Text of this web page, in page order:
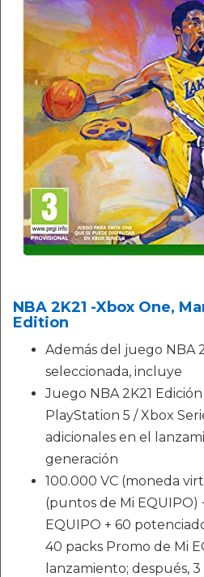
NBA 2K21 -Xbox One,
Edition
Además del juego NBA
seleccionada, incluye
Juego NBA 2K21
PlayStation 5 / Xbox
adicionales en el
generación
100.000 VC (moneda
(puntos de Mi EQUIPO)
EQUIPO + 60
40 packs Promo de Mi
lanzamiento; después,